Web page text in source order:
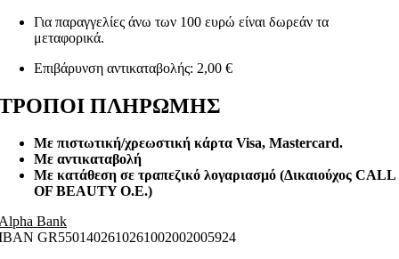
Για παραγγελίες άνω των 100 ευρώ είναι δωρεάν τα
μεταφορικά.
Επιβάρυνση αντικαταβολής: 2,00 €
ΠΛΗΡΩΜΗΣ
Με πιστωτική/χρεωστική κάρτα Visa, Mastercard.
Με αντικαταβολή
Με κατάθεση σε τραπεζικό λογαριασμό (Δικαιούχος CALL
OF BEAUTY O.E.)
Bank
GR5501402610261002002005924